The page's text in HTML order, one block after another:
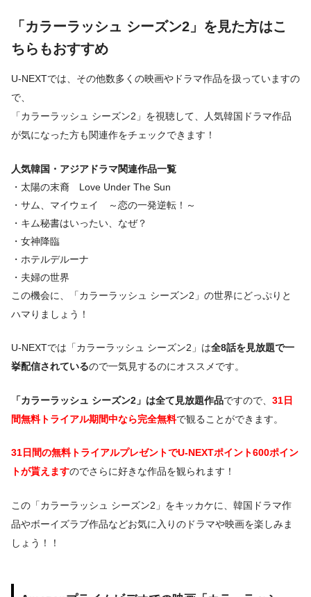
「カラーラッシュ シーズン2」を見た方はこ
ちらもおすすめ
U-NEXTでは、その他数多くの映画やドラマ作品を扱っていますの
で、
「カラーラッシュ シーズン2」を視聴して、人気韓国ドラマ作品
が気になった方も関連作をチェックできます！
人気韓国・アジアドラマ関連作品一覧
・太陽の末裔 Love Under The Sun
・サム、マイウェイ ～恋の一発逆転！～
・キム秘書はいったい、なぜ？
・女神降臨
・ホテルデルーナ
・夫婦の世界
この機会に、「カラーラッシュ シーズン2」の世界にどっぷりと
ハマりましょう！
U-NEXTでは「カラーラッシュ シーズン2」は全8話を見放題で一
挙配信されているので一気見するのにオススメです。
「カラーラッシュ シーズン2」は全て見放題作品ですので、 31日
間無料トライアル期間中なら完全無料で観ることができます。
31日間の無料トライアルプレゼントでU-NEXTポイント600ポイン
トが貰えますのでさらに好きな作品を観られます！
この「カラーラッシュ シーズン2」をキッカケに、韓国ドラマ作
品やボーイズラブ作品などお気に入りのドラマや映画を楽しみま
しょう！！